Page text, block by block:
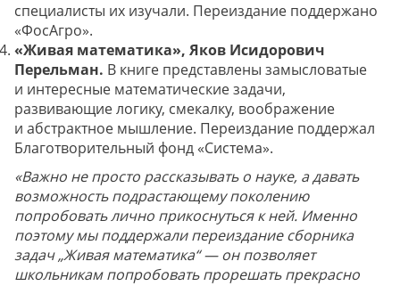
специалисты их изучали. Переиздание поддержано
«ФосАгро».
«Живая математика», Яков Исидорович
Перельман. В книге представлены замысловатые
и интересные математические задачи,
развивающие логику, смекалку, воображение
и абстрактное мышление. Переиздание поддержал
Благотворительный фонд «Система».
«Важно не просто рассказывать о науке, а давать
возможность подрастающему поколению
попробовать лично прикоснуться к ней. Именно
поэтому мы поддержали переиздание сборника
задач „Живая математика“ — он позволяет
школьникам попробовать прорешать прекрасно